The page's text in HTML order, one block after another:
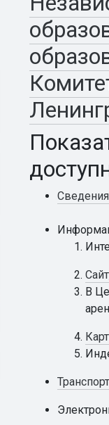
Сайт
В